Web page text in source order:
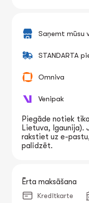
Saņemt mūsu
STANDARTA
Omniva
Venipak
Piegāde notiek
Lietuva, Igaunija).
rakstiet uz e-
palīdzēt.
Ērta maksāšana
Kredītkarte